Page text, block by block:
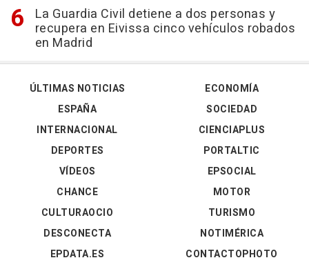
La Guardia Civil detiene a dos personas y
recupera en Eivissa cinco vehículos robados
en Madrid
ÚLTIMAS NOTICIAS
ESPAÑA
INTERNACIONAL
DEPORTES
VÍDEOS
ECONOMÍA
SOCIEDAD
CIENCIAPLUS
PORTALTIC
EPSOCIAL
CHANCE
CULTURAOCIO
DESCONECTA
EPDATA.ES
MOTOR
TURISMO
NOTIMÉRICA
CONTACTOPHOTO